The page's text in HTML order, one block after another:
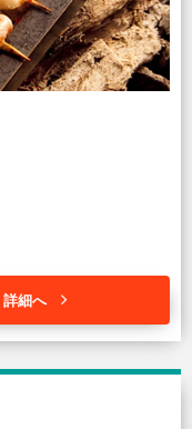
細へ